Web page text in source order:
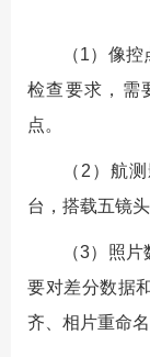
（1）像
检查要求，需
点。
（2）航
台，搭载五镜
（3）照
要对差分数据
齐、相片重命名